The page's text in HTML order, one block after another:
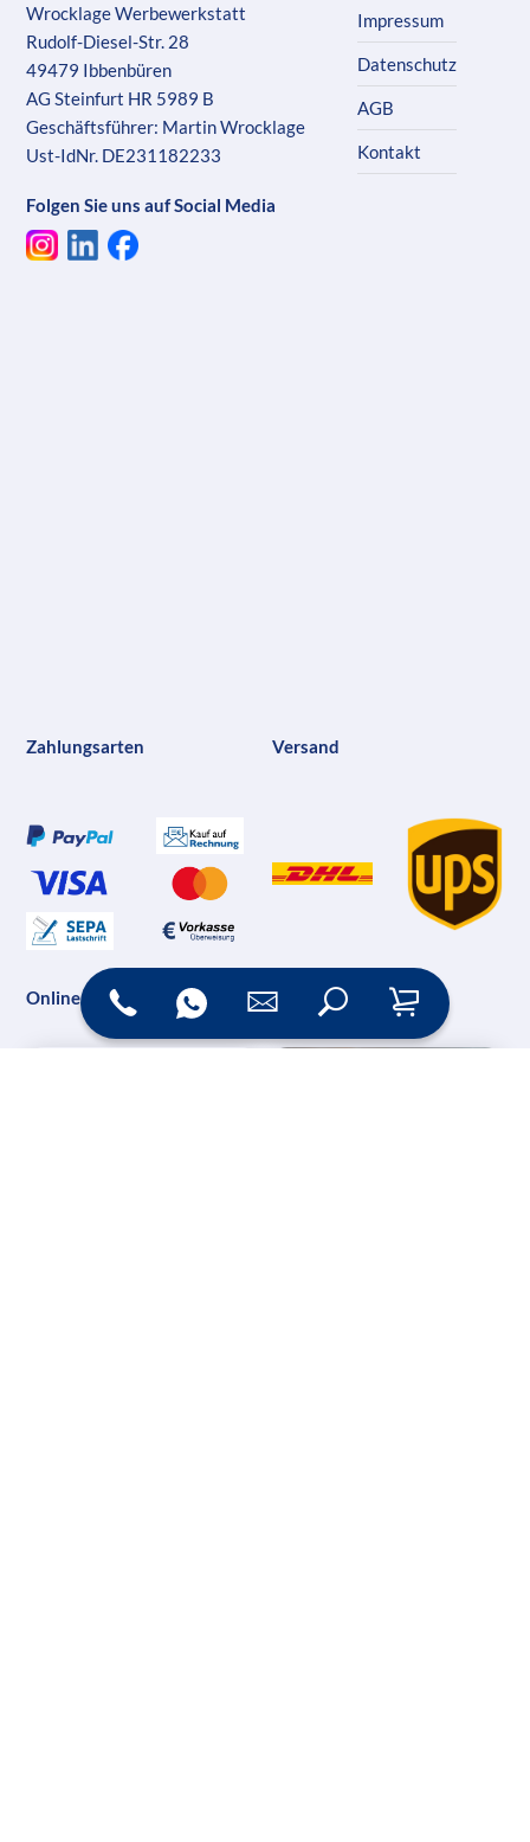
Wrocklage Werbewerkstatt
Rudolf-Diesel-Str. 28
49479 Ibbenbüren
AG Steinfurt HR 5989 B
Geschäftsführer: Martin Wrocklage
Ust-IdNr. DE231182233
Folgen Sie uns auf Social Media
Impressum
Datenschutz
AGB
Kontakt
Zahlungsarten Versand
Online Shop